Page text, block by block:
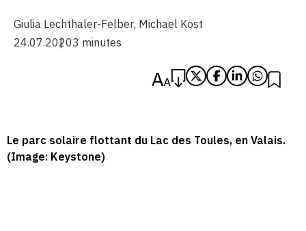
Giulia Lechthaler-Felber, Michael Kost
24.07.20203 minutes
Le parc solaire flottant du Lac des Toules, en Valais.
(Image: Keystone)